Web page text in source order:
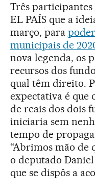
Três
EL PAÍS que a
março, para
municipais de
nova legenda, os
recursos dos
qual têm direito.
expectativa é que
de reais dos dois
iniciaria sem
tempo de
“Abrimos mão de
o deputado
que se dispôs a